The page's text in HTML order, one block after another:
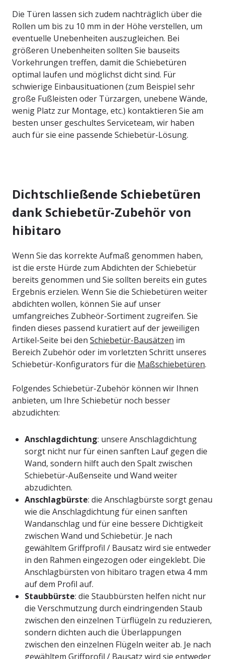
Die Türen lassen sich zudem nachträglich über die
Rollen um bis zu 10 mm in der Höhe verstellen, um
eventuelle Unebenheiten auszugleichen. Bei
größeren Unebenheiten sollten Sie bauseits
Vorkehrungen treffen, damit die Schiebetüren
optimal laufen und möglichst dicht sind. Für
schwierige Einbausituationen (zum Beispiel sehr
große Fußleisten oder Türzargen, unebene Wände,
wenig Platz zur Montage, etc.) kontaktieren Sie am
besten unser geschultes Serviceteam, wir haben
auch für sie eine passende Schiebetür-Lösung.
Dichtschließende Schiebetüren
dank Schiebetür-Zubehör von
hibitaro
Wenn Sie das korrekte Aufmaß genommen haben,
ist die erste Hürde zum Abdichten der Schiebetür
bereits genommen und Sie sollten bereits ein gutes
Ergebnis erzielen. Wenn Sie die Schiebetüren weiter
abdichten wollen, können Sie auf unser
umfangreiches Zubheör-Sortiment zugreifen. Sie
finden dieses passend kuratiert auf der jeweiligen
Artikel-Seite bei den Schiebetür-Bausätzen im
Bereich Zubehör oder im vorletzten Schritt unseres
Schiebetür-Konfigurators für die Maßschiebetüren.
Folgendes Schiebetür-Zubehör können wir Ihnen
anbieten, um Ihre Schiebetür noch besser
abzudichten:
Anschlagdichtung: unsere Anschlagdichtung
sorgt nicht nur für einen sanften Lauf gegen die
Wand, sondern hilft auch den Spalt zwischen
Schiebetür-Außenseite und Wand weiter
abzudichten.
Anschlagbürste: die Anschlagbürste sorgt genau
wie die Anschlagdichtung für einen sanften
Wandanschlag und für eine bessere Dichtigkeit
zwischen Wand und Schiebetür. Je nach
gewähltem Griffprofil / Bausatz wird sie entweder
in den Rahmen eingezogen oder eingeklebt. Die
Anschlagbürsten von hibitaro tragen etwa 4 mm
auf dem Profil auf.
Staubbürste: die Staubbürsten helfen nicht nur
die Verschmutzung durch eindringenden Staub
zwischen den einzelnen Türflügeln zu reduzieren,
sondern dichten auch die Überlappungen
zwischen den einzelnen Flügeln weiter ab. Je nach
gewähltem Griffprofil / Bausatz wird sie entweder